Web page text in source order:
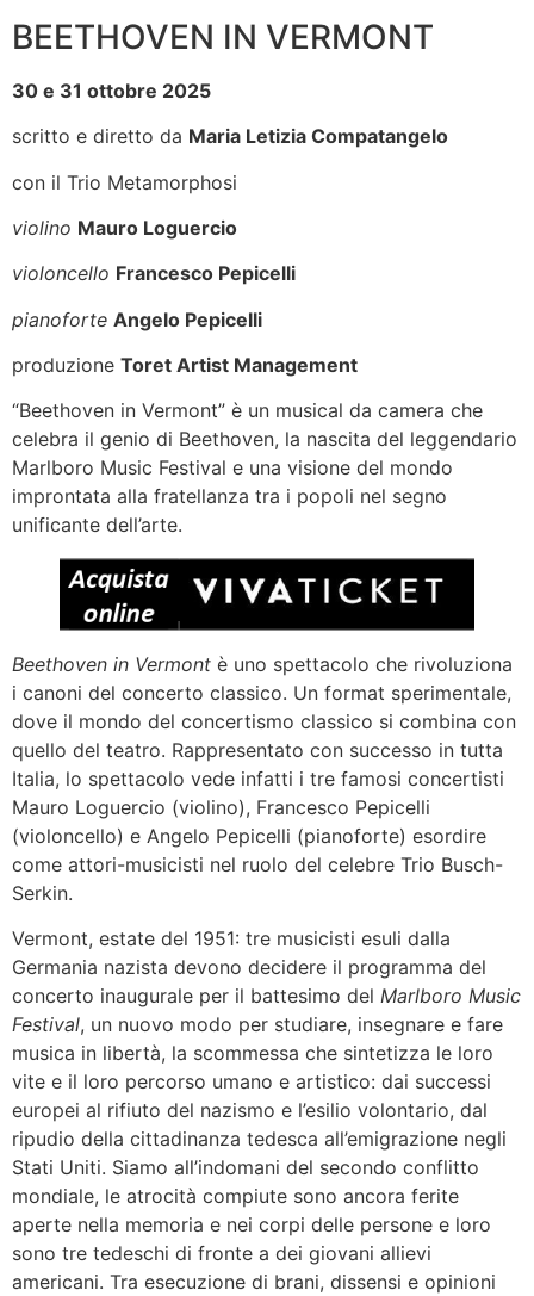
BEETHOVEN IN VERMONT
30 e 31 ottobre 2025
scritto e diretto da Maria Letizia Compatangelo
con il Trio Metamorphosi
violino Mauro Loguercio
violoncello Francesco Pepicelli
pianoforte Angelo Pepicelli
produzione Toret Artist Management
“Beethoven in Vermont” è un musical da camera che
celebra il genio di Beethoven, la nascita del leggendario
Marlboro Music Festival e una visione del mondo
improntata alla fratellanza tra i popoli nel segno
unificante dell’arte.
Beethoven in Vermont è uno spettacolo che rivoluziona
i canoni del concerto classico. Un format sperimentale,
dove il mondo del concertismo classico si combina con
quello del teatro. Rappresentato con successo in tutta
Italia, lo spettacolo vede infatti i tre famosi concertisti
Mauro Loguercio (violino), Francesco Pepicelli
(violoncello) e Angelo Pepicelli (pianoforte) esordire
come attori-musicisti nel ruolo del celebre Trio Busch-
Serkin.
Vermont, estate del 1951: tre musicisti esuli dalla
Germania nazista devono decidere il programma del
concerto inaugurale per il battesimo del Marlboro Music
Festival, un nuovo modo per studiare, insegnare e fare
musica in libertà, la scommessa che sintetizza le loro
vite e il loro percorso umano e artistico: dai successi
europei al rifiuto del nazismo e l’esilio volontario, dal
ripudio della cittadinanza tedesca all’emigrazione negli
Stati Uniti. Siamo all’indomani del secondo conflitto
mondiale, le atrocità compiute sono ancora ferite
aperte nella memoria e nei corpi delle persone e loro
sono tre tedeschi di fronte a dei giovani allievi
americani. Tra esecuzione di brani, dissensi e opinioni